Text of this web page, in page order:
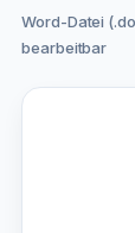
Word-Datei
bearbeitbar